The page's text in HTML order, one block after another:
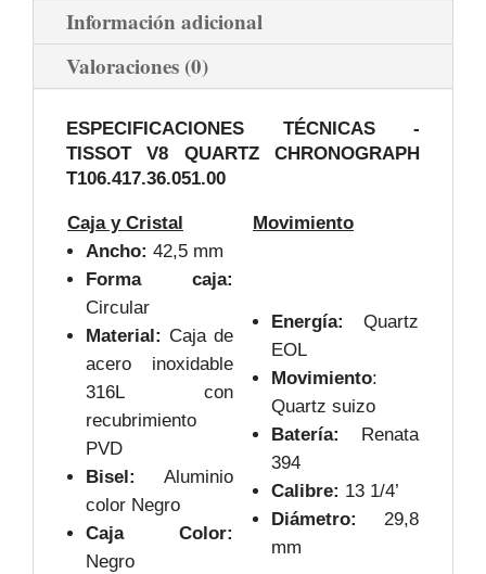
Información adicional
Valoraciones (0)
ESPECIFICACIONES TÉCNICAS -
TISSOT V8 QUARTZ CHRONOGRAPH
T106.417.36.051.00
Caja y Cristal
Movimiento
Ancho: 42,5 mm
Forma caja:
Circular
Material: Caja de
acero inoxidable
316L con
recubrimiento
PVD
Bisel:
Aluminio
color Negro
Caja Color:
Negro
Energía:
Quartz
EOL
Movimiento:
Quartz suizo
Batería:
Renata
394
Calibre: 13 1/4’
Diámetro:
29,8
mm